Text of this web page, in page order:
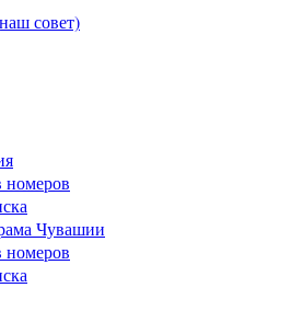
совет)
Чувашии